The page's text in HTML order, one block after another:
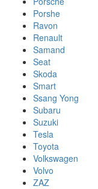
Porshe
Ravon
Renault
Samand
Seat
Skoda
Smart
Ssang Yong
Subaru
Suzuki
Tesla
Toyota
Volkswagen
Volvo
ZAZ